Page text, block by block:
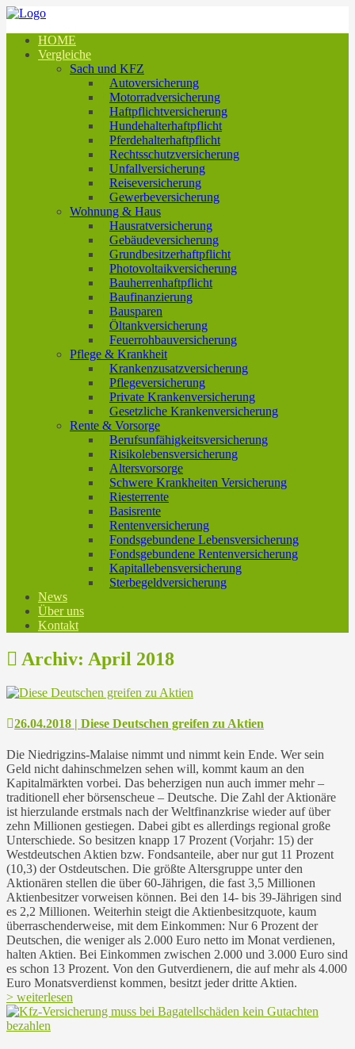
HOME
Vergleiche
Sach und KFZ
Autoversicherung
Motorradversicherung
Haftpflichtversicherung
Hundehalterhaftpflicht
Pferdehalterhaftpflicht
Rechtsschutzversicherung
Unfallversicherung
Reiseversicherung
Gewerbeversicherung
Wohnung & Haus
Hausratversicherung
Gebäudeversicherung
Grundbesitzerhaftpflicht
Photovoltaikversicherung
Bauherrenhaftpflicht
Baufinanzierung
Bausparen
Öltankversicherung
Feuerrohbauversicherung
Pflege & Krankheit
Krankenzusatzversicherung
Pflegeversicherung
Private Krankenversicherung
Gesetzliche Krankenversicherung
Rente & Vorsorge
Berufs­unfähigkeitsversicherung
Risikolebensversicherung
Altersvorsorge
Schwere Krankheiten Versicherung
Riesterrente
Basisrente
Rentenversicherung
Fondsgebundene Lebensversicherung
Fondsgebundene Rentenversicherung
Kapitallebensversicherung
Sterbegeldversicherung
News
Über uns
Kontakt
Archiv: April 2018
26.04.2018 | Diese Deutschen greifen zu Aktien
Die Niedrigzins-Malaise nimmt und nimmt kein Ende. Wer sein
Geld nicht dahinschmelzen sehen will, kommt kaum an den
Kapitalmärkten vorbei. Das beherzigen nun auch immer mehr –
traditionell eher börsenscheue – Deutsche. Die Zahl der Aktionäre
ist hierzulande erstmals nach der Weltfinanzkrise wieder auf über
zehn Millionen gestiegen. Dabei gibt es allerdings regional große
Unterschiede. So besitzen knapp 17 Prozent (Vorjahr: 15) der
Westdeutschen Aktien bzw. Fondsanteile, aber nur gut 11 Prozent
(10,3) der Ostdeutschen. Die größte Altersgruppe unter den
Aktionären stellen die über 60-Jährigen, die fast 3,5 Millionen
Aktienbesitzer vorweisen können. Bei den 14- bis 39-Jährigen sind
es 2,2 Millionen. Weiterhin steigt die Aktienbesitzquote, kaum
überraschenderweise, mit dem Einkommen: Nur 6 Prozent der
Deutschen, die weniger als 2.000 Euro netto im Monat verdienen,
halten Aktien. Bei Einkommen zwischen 2.000 und 3.000 Euro sind
es schon 13 Prozent. Von den Gutverdienern, die auf mehr als 4.000
Euro Monatsverdienst kommen, besitzt jeder dritte Aktien.
> weiterlesen